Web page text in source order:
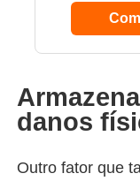
danos
Outro fator que